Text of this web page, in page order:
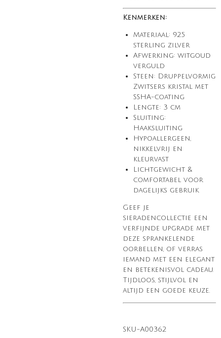
Kenmerken:
Materiaal: 925
sterling zilver
Afwerking: witgoud
verguld
Steen: Druppelvormig
Zwitsers kristal met
SSHA-coating
Lengte: 3 cm
Sluiting:
Haaksluiting
Hypoallergeen,
nikkelvrij en
kleurvast
Lichtgewicht &
comfortabel voor
dagelijks gebruik
Geef je
sieradencollectie een
verfijnde upgrade met
deze sprankelende
oorbellen, of verras
iemand met een elegant
en betekenisvol cadeau.
Tijdloos, stijlvol en
altijd een goede keuze.
SKU-A00362